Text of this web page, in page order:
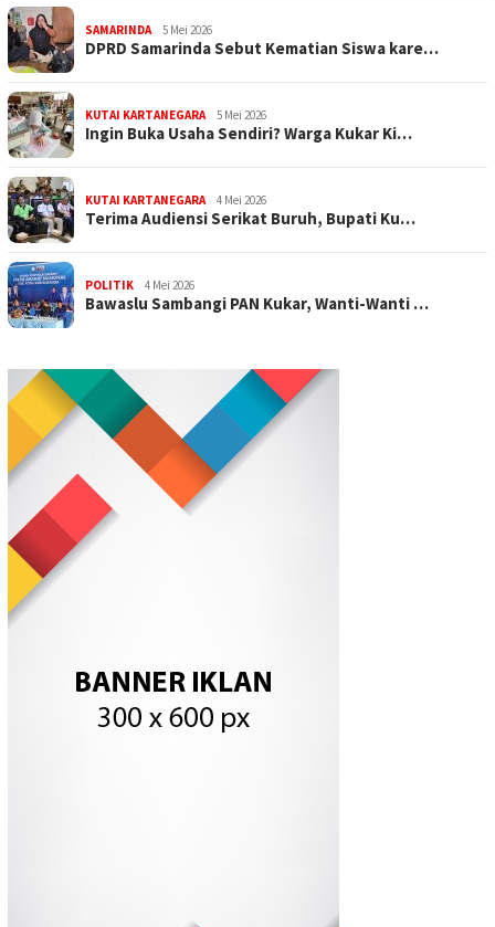
SAMARINDA 5 Mei 2026
DPRD Samarinda Sebut Kematian Siswa kare…
KUTAI KARTANEGARA 5 Mei 2026
Ingin Buka Usaha Sendiri? Warga Kukar Ki…
KUTAI KARTANEGARA 4 Mei 2026
Terima Audiensi Serikat Buruh, Bupati Ku…
POLITIK 4 Mei 2026
Bawaslu Sambangi PAN Kukar, Wanti-Wanti …